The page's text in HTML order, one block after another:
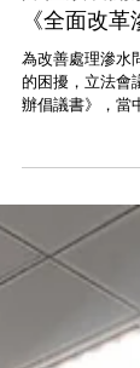
2025年6月27日
陳恒鑌召
《全面改革